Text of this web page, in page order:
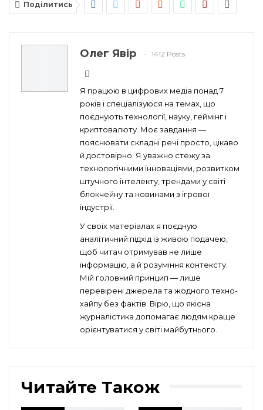
Поділитись
Олег Явір 1412 Posts
Я працюю в цифрових медіа понад 7
років і спеціалізуюся на темах, що
поєднують технології, науку, геймінг і
криптовалюту. Моє завдання —
пояснювати складні речі просто, цікаво
й достовірно. Я уважно стежу за
технологічними інноваціями, розвитком
штучного інтелекту, трендами у світі
блокчейну та новинами з ігрової
індустрії.
У своїх матеріалах я поєдную
аналітичний підхід із живою подачею,
щоб читач отримував не лише
інформацію, а й розуміння контексту.
Мій головний принцип — лише
перевірені джерела та жодного техно-
хайпу без фактів. Вірю, що якісна
журналістика допомагає людям краще
орієнтуватися у світі майбутнього.
Читайте Також